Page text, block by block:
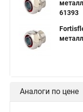
61393
Аналоги по цене